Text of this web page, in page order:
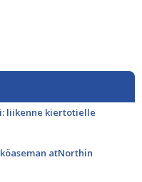
liikenne kiertotielle
atNorthin